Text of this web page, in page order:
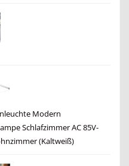
Modern
Schlafzimmer AC 85V-
(Kaltweiß)